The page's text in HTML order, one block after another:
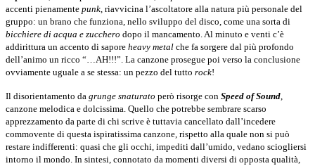
accenti pienamente punk, riavvicina l’ascoltatore alla natura più personale del
gruppo: un brano che funziona, nello sviluppo del disco, come una sorta di
bicchiere di acqua e zucchero dopo il mancamento. Al minuto e venti c’è
addirittura un accento di sapore heavy metal che fa sorgere dal più profondo
dell’animo un ricco “…AH!!!”. La canzone prosegue poi verso la conclusione
ovviamente uguale a se stessa: un pezzo del tutto rock!
Il disorientamento da grunge snaturato però risorge con Speed of Sound,
canzone melodica e dolcissima. Quello che potrebbe sembrare scarso
apprezzamento da parte di chi scrive è tuttavia cancellato dall’incedere
commovente di questa ispiratissima canzone, rispetto alla quale non si può
restare indifferenti: quasi che gli occhi, impediti dall’umido, vedano sciogliersi
intorno il mondo. In sintesi, connotato da momenti diversi di opposta qualità,